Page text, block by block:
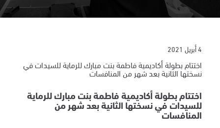
4 أبريل 2021
اختتام بطولة أكاديمية فاطمة بنت مبارك للرماية للسيدات في
نسختها الثانية بعد شهر من المنافسات
اختتام بطولة أكاديمية فاطمة بنت مبارك للرماية
للسيدات في نسختها الثانية بعد شهر من
المنافسات